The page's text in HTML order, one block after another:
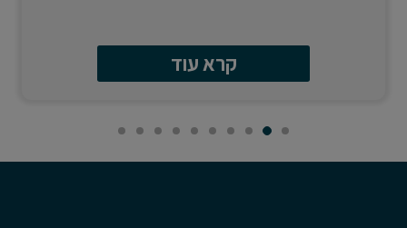
קרא עוד